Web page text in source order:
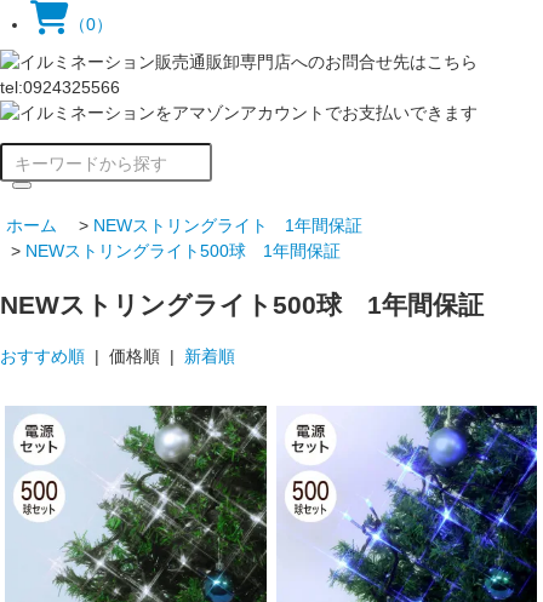
（0）
ホーム > NEWストリングライト 1年間保証
> NEWストリングライト500球 1年間保証
NEWストリングライト500球 1年間保証
おすすめ順 | 価格順 | 新着順